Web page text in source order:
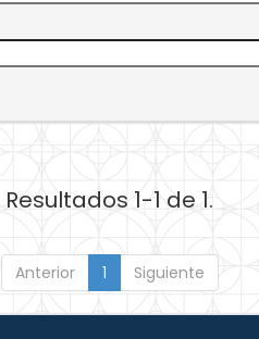
Resultados 1-1 de 1.
Anterior 1 Siguiente